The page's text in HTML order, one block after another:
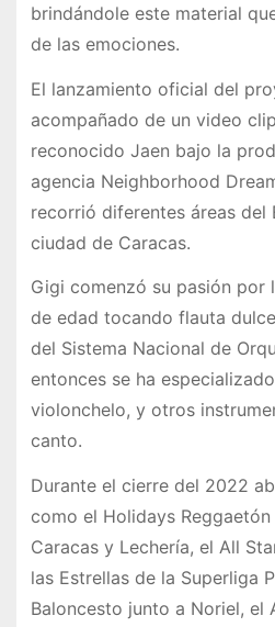
brindándole este material
de las emociones.
El lanzamiento oficial del
acompañado de un video
reconocido Jaen bajo la
agencia Neighborhood
recorrió diferentes áreas del
ciudad de Caracas.
Gigi comenzó su pasión por
de edad tocando flauta
del Sistema Nacional de
entonces se ha
violonchelo, y otros
canto.
Durante el cierre del 2022
como el Holidays
Caracas y Lechería, el All
las Estrellas de la Superliga
Baloncesto junto a Noriel, el